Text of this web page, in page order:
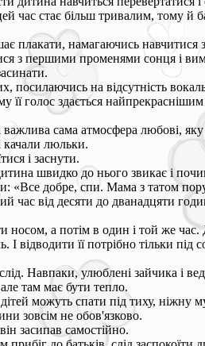
час стає більш тривалим, тому й
плакати, намагаючись навчитися
з першими променями сонця і
посилаючись на відсутність
голос здається
сама атмосфера любові,
качали люльки.
і заснути.
швидко до нього звикає і
«Все добре, спи. Мама з татом
час від десяти до дванадцяти
носом, а потім в один і той же
відводити її потрібно тільки під
Навпаки, улюблені зайчика і
там має бути тепло.
можуть спати під тиху, ніжну
зовсім не обов'язково.
засипав самостійно.